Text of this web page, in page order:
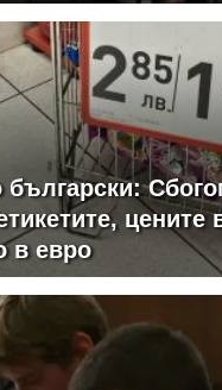
български:
цените
в евро